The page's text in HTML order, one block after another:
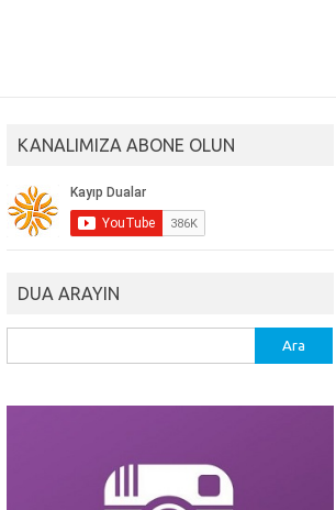
KANALIMIZA ABONE OLUN
DUA ARAYIN